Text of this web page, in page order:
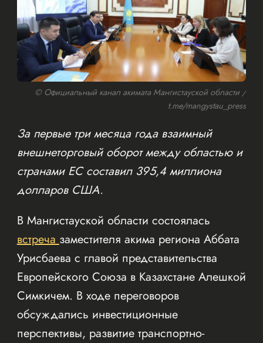
© Официальный канал акимата Мангистауской области /
t.me/mangystau_press
За первые три месяца года взаимный
внешнеторговый оборот между областью и
странами ЕС составил 395,4 миллиона
долларов США.
В Мангистауской области состоялась
встречазаместителя акима региона Аббата
Урисбаева с главой представительства
Европейского Союза в Казахстане Алешкой
Симкичем. В ходе переговоров
обсуждались инвестиционные
перспективы, развитие транспортно-